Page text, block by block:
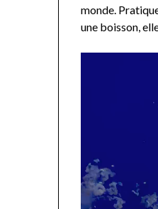
monde.
une boisson,